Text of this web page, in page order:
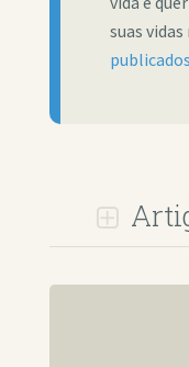
suas
publicados